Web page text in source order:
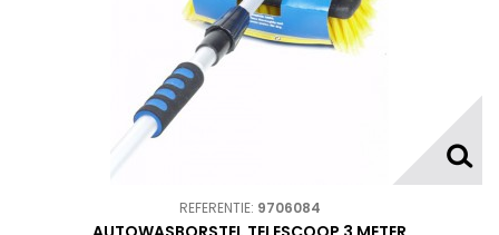
REFERENTIE: 9706084